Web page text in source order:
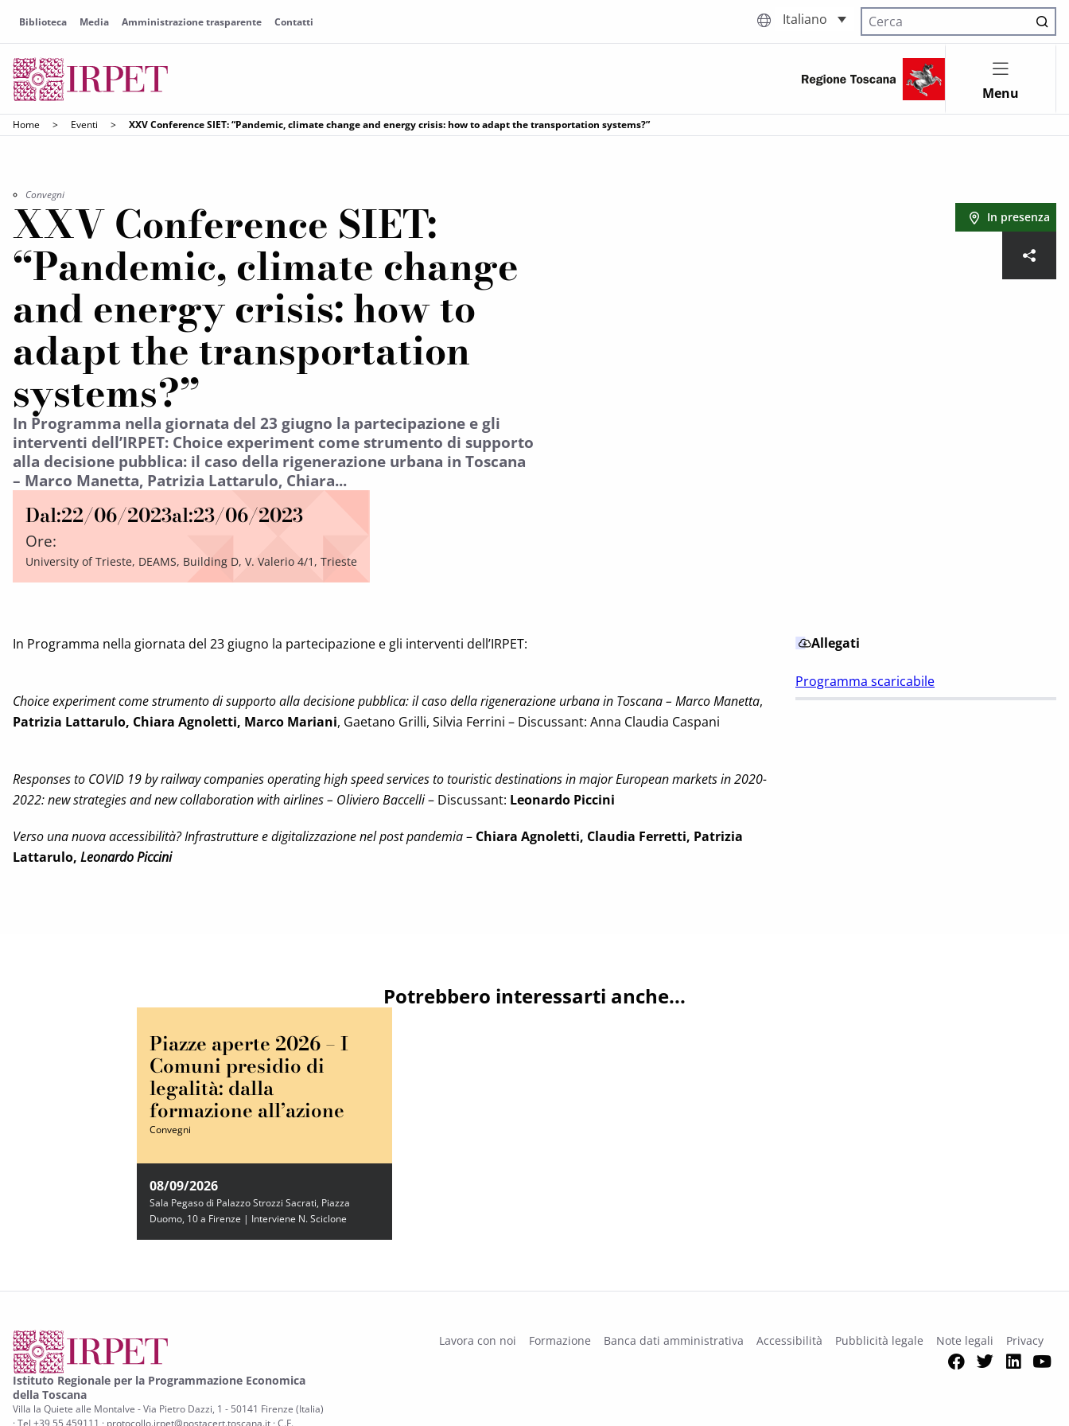
Biblioteca Media Amministrazione trasparente Contatti Italiano
Cerca nel sito
Menu
Home > Eventi > XXV Conference SIET: “Pandemic, climate change and energy crisis: how to adapt the transportation systems?”
Convegni
XXV Conference SIET:
“Pandemic, climate change
and energy crisis: how to
adapt the transportation
systems?”
In Programma nella giornata del 23 giugno la partecipazione e gli
interventi dell’IRPET: Choice experiment come strumento di supporto
alla decisione pubblica: il caso della rigenerazione urbana in Toscana
– Marco Manetta, Patrizia Lattarulo, Chiara...
In presenza
Dal:22/06/2023al:23/06/2023
Ore:
University of Trieste, DEAMS, Building D, V. Valerio 4/1, Trieste
In Programma nella giornata del 23 giugno la partecipazione e gli interventi dell’IRPET:
Choice experiment come strumento di supporto alla decisione pubblica: il caso della rigenerazione urbana in Toscana – Marco Manetta,
Patrizia Lattarulo, Chiara Agnoletti, Marco Mariani, Gaetano Grilli, Silvia Ferrini – Discussant: Anna Claudia Caspani
Responses to COVID 19 by railway companies operating high speed services to touristic destinations in major European markets in 2020-
2022: new strategies and new collaboration with airlines – Oliviero Baccelli– Discussant: Leonardo Piccini
Verso una nuova accessibilità? Infrastrutture e digitalizzazione nel post pandemia– Chiara Agnoletti, Claudia Ferretti, Patrizia
Lattarulo, Leonardo Piccini
Allegati
Programma scaricabile
Potrebbero interessarti anche...
Piazze aperte 2026 – I
Comuni presidio di
legalità: dalla
formazione all’azione
Convegni
08/09/2026
Sala Pegaso di Palazzo Strozzi Sacrati, Piazza
Duomo, 10 a Firenze | Interviene N. Sciclone
Istituto Regionale per la Programmazione Economica
della Toscana
Villa la Quiete alle Montalve - Via Pietro Dazzi, 1 - 50141 Firenze (Italia)
· Tel +39 55 459111 · protocollo.irpet@postacert.toscana.it · C.F.
Lavora con noi Formazione Banca dati amministrativa Accessibilità Pubblicità legale Note legali Privacy
Facebook
Twitter